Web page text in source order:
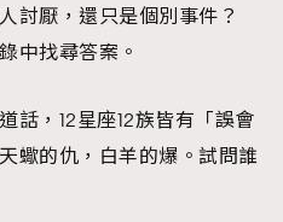
討厭，還只是個別事件？
中找尋答案。
話，12星座12族皆有「誤會
蠍的仇，白羊的爆。試問誰